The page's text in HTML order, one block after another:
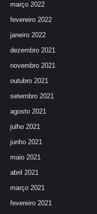
março 2022
fevereiro 2022
janeiro 2022
dezembro 2021
novembro 2021
outubro 2021
setembro 2021
agosto 2021
julho 2021
junho 2021
maio 2021
abril 2021
março 2021
fevereiro 2021